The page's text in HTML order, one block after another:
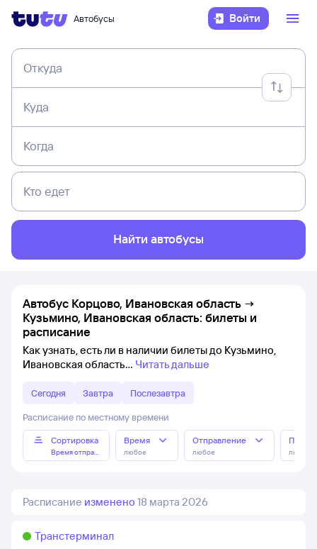
Автобусы Войти
Откуда
Куда
Когда
Кто едет
Найти автобусы
Автобус Корцово, Ивановская область →
Кузьмино, Ивановская область: билеты и
расписание
Как узнать, есть ли в наличии билеты до Кузьмино,
Ивановская область
Читать дальше
Сегодня Завтра Послезавтра
Расписание по местному времени
Сортировка
Время отправления
Время
любое
Отправление
любое любое
Расписание изменено 18 марта 2026
Транстерминал